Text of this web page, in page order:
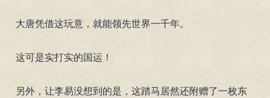
大唐凭借这玩意，就能领先世界一千年。
这可是实打实的国运！
另外，让李易没想到的是，这踏马居然还附赠了一枚东